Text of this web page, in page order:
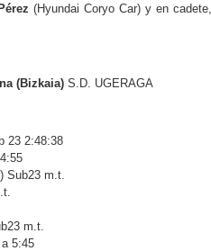
(Hyundai Coryo Car) y en cadete,
(Bizkaia) S.D. UGERAGA
23 2:48:38
Sub23 m.t.
m.t.
5:45